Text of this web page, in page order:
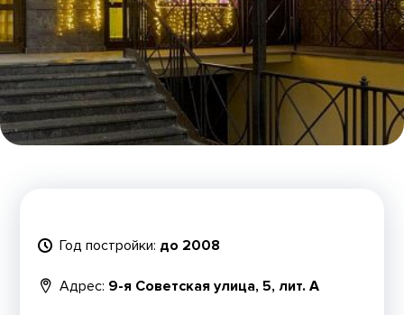
Год постройки: до 2008
Адрес: 9-я Советская улица, 5, лит. А